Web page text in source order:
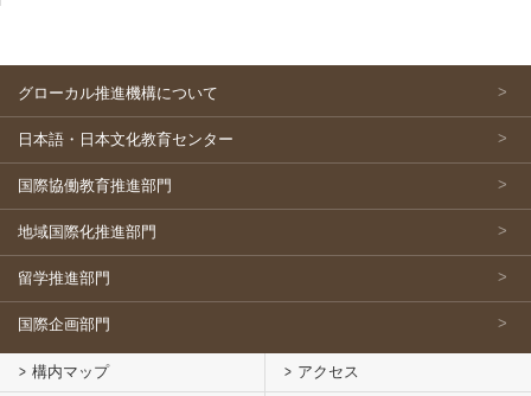
グローカル推進機構について
日本語・日本文化教育センター
国際協働教育推進部門
地域国際化推進部門
留学推進部門
国際企画部門
構内マップ アクセス